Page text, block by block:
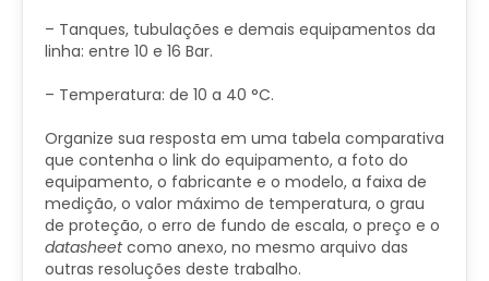
– Tanques, tubulações e demais equipamentos da
linha: entre 10 e 16 Bar.
– Temperatura: de 10 a 40 °C.
Organize sua resposta em uma tabela comparativa
que contenha o link do equipamento, a foto do
equipamento, o fabricante e o modelo, a faixa de
medição, o valor máximo de temperatura, o grau
de proteção, o erro de fundo de escala, o preço e o
datasheetcomo anexo, no mesmo arquivo das
outras resoluções deste trabalho.